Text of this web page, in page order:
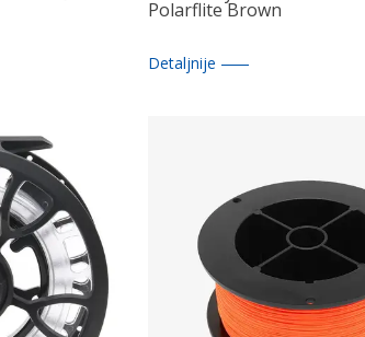
Polarflite Brown
Detaljnije